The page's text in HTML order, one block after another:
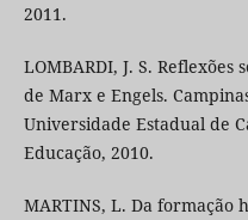
2011.
LOMBARDI, J. S.
de Marx e Engels.
Universidade Estadual de
Educação, 2010.
MARTINS, L. Da formação